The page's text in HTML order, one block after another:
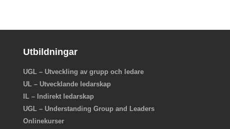
Utbildningar
UGL – Utveckling av grupp och ledare
UL – Utvecklande ledarskap
IL – Indirekt ledarskap
UGL – Understanding Group and Leaders
Onlinekurser